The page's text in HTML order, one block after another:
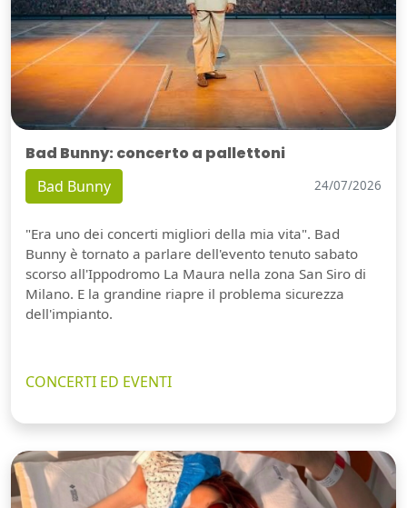
Bad Bunny: concerto a pallettoni
Bad Bunny 24/07/2026
"Era uno dei concerti migliori della mia vita". Bad
Bunny è tornato a parlare dell'evento tenuto sabato
scorso all'Ippodromo La Maura nella zona San Siro di
Milano. E la grandine riapre il problema sicurezza
dell'impianto.
CONCERTI ED EVENTI